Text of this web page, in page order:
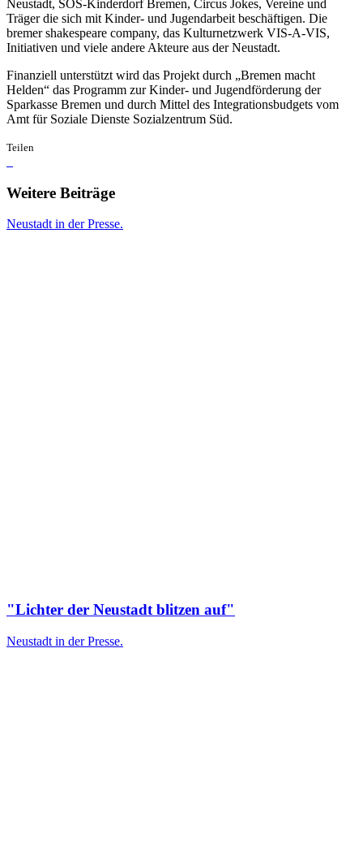
Neustadt, SOS-Kinderdorf Bremen, Circus Jokes, Vereine und
Träger die sich mit Kinder- und Jugendarbeit beschäftigen. Die
bremer shakespeare company, das Kulturnetzwerk VIS-A-VIS,
Initiativen und viele andere Akteure aus der Neustadt.
Finanziell unterstützt wird das Projekt durch „Bremen macht
Helden“ das Programm zur Kinder- und Jugendförderung der
Sparkasse Bremen und durch Mittel des Integrationsbudgets vom
Amt für Soziale Dienste Sozialzentrum Süd.
Teilen
Weitere Beiträge
Neustadt in der Presse.
"Lichter der Neustadt blitzen auf"
Neustadt in der Presse.